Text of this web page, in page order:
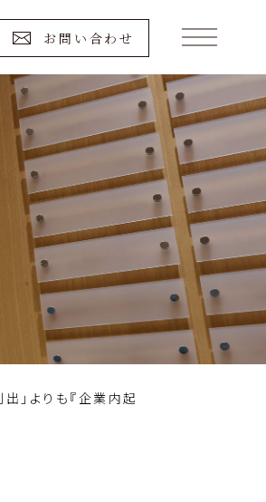
お問い合わせ
出」よりも『企業内起